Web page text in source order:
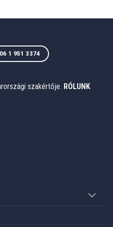
06 1 951 3374
szakértője. RÓLUNK